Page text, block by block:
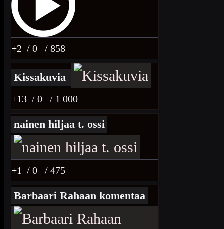
+2 / 0 / 858
Kissakuvia
+13 / 0 / 1 000
nainen hiljaa t. ossi
+1 / 0 / 475
Barbaari Rahaan komentaa